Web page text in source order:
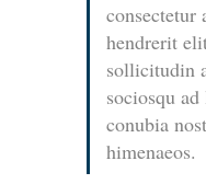
hendrerit
sollicitudin
sociosqu
conubia
himenaeos.